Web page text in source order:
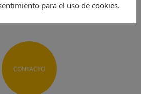
CONTACTO
para el uso de cookies.